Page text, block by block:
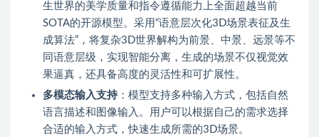
生世界的美学质量和指令遵循能力上全面超越当前
SOTA的开源模型。采用“语意层次化3D场景表征及生
成算法”，将复杂3D世界解构为前景、中景、远景等不
同语意层级，实现智能分离，生成的场景不仅视觉效
果逼真，还具备高度的灵活性和可扩展性。
多模态输入支持：模型支持多种输入方式，包括自然
语言描述和图像输入。用户可以根据自己的需求选择
合适的输入方式，快速生成所需的3D场景。